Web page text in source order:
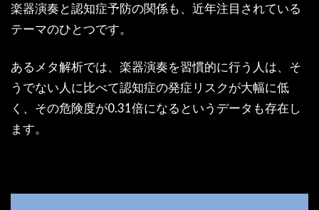
楽器演奏と認知症予防の関係も、近年注目されている
テーマのひとつです。
あるメタ解析では、楽器演奏を習慣的に行う人は、そ
うでない人に比べて認知症の発症リスクが大幅に低
く、その危険度が0.31倍になるというデータも存在し
ます。